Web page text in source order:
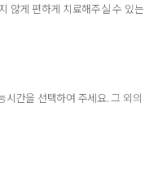
않게 편하게 치료해주실 수 있는
간을 선택하여 주세요. 그 외의